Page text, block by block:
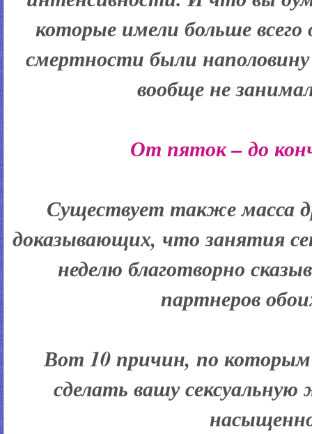
которые имели больше всего
смертности были
вообще не
От пяток – до
Существует также масса
доказывающих, что занятия
неделю благотворно
партнеров
Вот 10 причин, по
сделать вашу сексуальную